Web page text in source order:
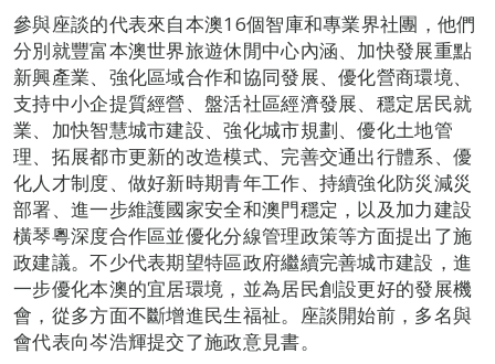
參與座談的代表來自本澳16個智庫和專業界社團，他們
分別就豐富本澳世界旅遊休閒中心內涵、加快發展重點
新興產業、強化區域合作和協同發展、優化營商環境、
支持中小企提質經營、盤活社區經濟發展、穩定居民就
業、加快智慧城市建設、強化城市規劃、優化土地管
理、拓展都市更新的改造模式、完善交通出行體系、優
化人才制度、做好新時期青年工作、持續強化防災減災
部署、進一步維護國家安全和澳門穩定，以及加力建設
橫琴粵深度合作區並優化分線管理政策等方面提出了施
政建議。不少代表期望特區政府繼續完善城市建設，進
一步優化本澳的宜居環境，並為居民創設更好的發展機
會，從多方面不斷增進民生福祉。座談開始前，多名與
會代表向岑浩輝提交了施政意見書。